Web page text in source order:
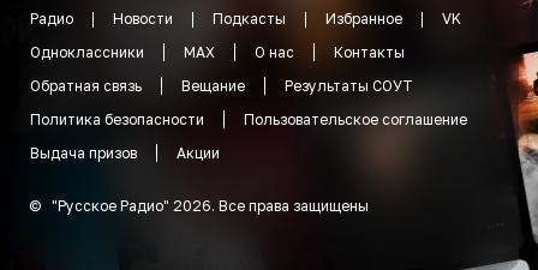
Радио Новости Подкасты Избранное
VK
Одноклассники
MAX О нас
Контакты
Обратная связь
Вещание
Результаты СОУТ
Политика безопасности
Пользовательское соглашение
Выдача призов
Акции
© "Русское Радио" 2026. Все права защищены